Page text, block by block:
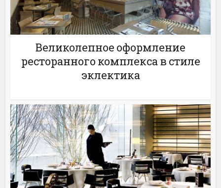
Великолепное оформление
ресторанного комплекса в стиле
эклектика